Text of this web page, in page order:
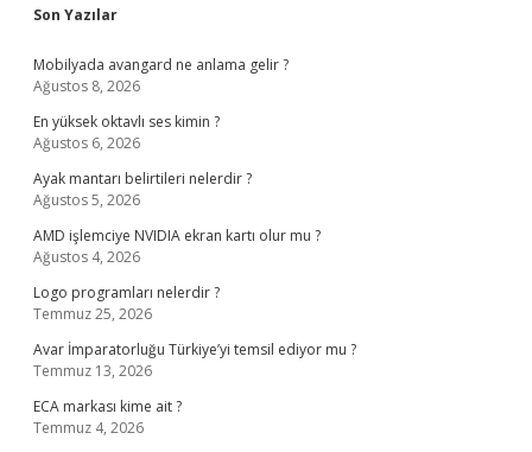
Sidebar
Son Yazılar
Mobilyada avangard ne anlama gelir ?
Ağustos 8, 2026
En yüksek oktavlı ses kimin ?
Ağustos 6, 2026
Ayak mantarı belirtileri nelerdir ?
Ağustos 5, 2026
AMD işlemciye NVIDIA ekran kartı olur mu ?
Ağustos 4, 2026
Logo programları nelerdir ?
Temmuz 25, 2026
Avar İmparatorluğu Türkiye’yi temsil ediyor mu ?
Temmuz 13, 2026
ECA markası kime ait ?
Temmuz 4, 2026